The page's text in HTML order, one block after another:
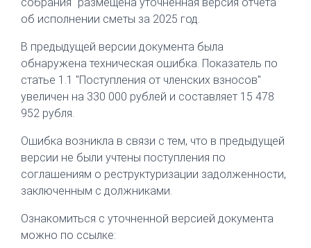
об исполнении сметы за 2025 год.
В предыдущей версии документа была
обнаружена техническая ошибка. Показатель по
статье 1.1 "Поступления от членских взносов"
увеличен на 330 000 рублей и составляет 15 478
952 рубля.
Ошибка возникла в связи с тем, что в предыдущей
версии не были учтены поступления по
соглашениям о реструктуризации задолженности,
заключенным с должниками.
Ознакомиться с уточненной версией документа
можно по ссылке: